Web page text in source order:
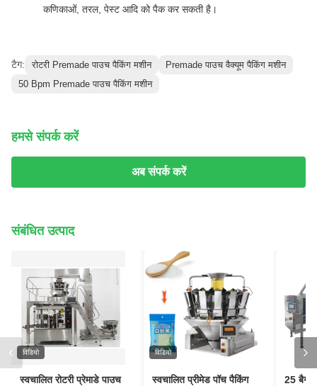
कणिकाओं, तरल, पेस्ट आदि को पैक कर सकती है।
टैग: रोटरी Premade पाउच पैकिंग मशीन
Premade पाउच वैक्यूम पैकिंग मशीन
50 Bpm Premade पाउच पैकिंग मशीन
हमसे संपर्क करें
अब संपर्क करें
संबंधित उत्पाद
विडियो
स्वचालित रोटरी प्रेमाडे पाउच
विडियो
स्वचालित प्रीमेड पॉच पैकिंग
25 बैग /